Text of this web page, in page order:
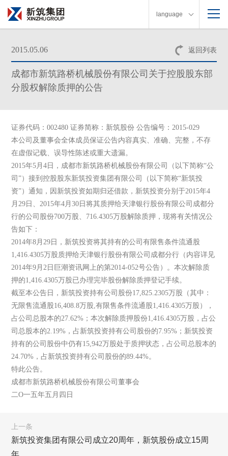
language
返回列表
2015.05.06
成都市新筑路桥机械股份有限公司关于控股股东部
分股权解除质押的公告
证券代码：002480 证券简称：新筑股份 公告编号：2015-029
本公司及董事会全体成员保证公告内容真实、准确、完整，不存
在虚假记载、误导性陈述或重大遗漏。
2015年5月4日，成都市新筑路桥机械股份有限公司（以下简称“公
司”）接到控股股东新筑投资集团有限公司（以下简称“新筑投
资”）通知，因新筑投资如期归还借款，新筑投资分别于2015年4
月29日、2015年4月30日将其质押给天津银行股份有限公司成都分
行的公司股份700万股、716.4305万股解除质押，现将有关情况公
告如下：
2014年8月29日，新筑投资将其持有的公司有限售条件流通股
1,416.4305万股质押给天津银行股份有限公司成都分行（内容详见
2014年9月2日巨潮资讯网上的第2014-052号公告）。本次解除质
押的1,416.4305万股已办理完毕股份解除质押登记手续。
截至本公告日，新筑投资持有公司股份17,825.2305万股（其中：
无限售流通股16,408.8万股,有限售条件流通股1,416.4305万股），
占公司总股本的27.62%；本次解除质押股份1,416.4305万股，占公
司总股本的2.19%，占新筑投资持有公司股份的7.95%；新筑投资
持有的公司股份中仍有15,942万股处于质押状态，占公司总股本的
24.70%，占新筑投资持有公司股份的89.44%。
特此公告。
成都市新筑路桥机械股份有限公司董事会
二O一五年五月四日
上一条
新筑投资集团有限公司成立20周年，新筑股份成立15周
年